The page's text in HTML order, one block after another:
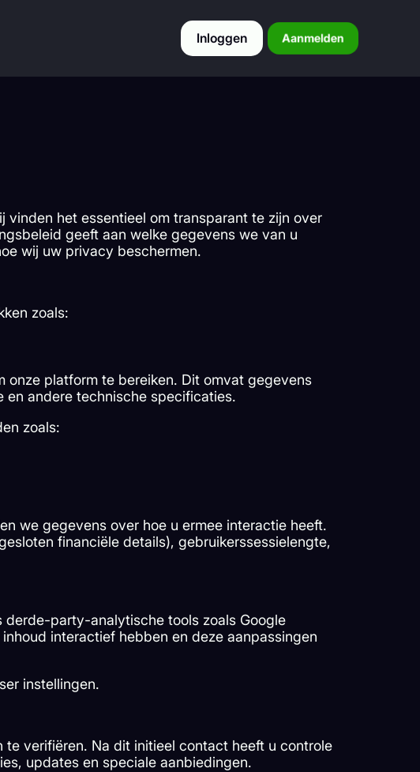
Inloggen Aanmelden
vinden het essentieel om transparant te zijn over
geeft aan welke gegevens we van u
wij uw privacy beschermen.
zoals:
platform te bereiken. Dit omvat gegevens
andere technische specificaties.
zoals:
we gegevens over hoe u ermee interactie heeft.
financiële details), gebruikerssessielengte,
party-analytische tools zoals Google
interactief hebben en deze aanpassingen
instellingen.
verifiëren. Na dit initieel contact heeft u controle
updates en speciale aanbiedingen.